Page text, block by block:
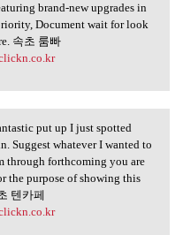
featuring
brand-new upgrades in
Document wait for look
속초 룸빠
fantastic
put up I just spotted
Suggest whatever I wanted to
through forthcoming you are
the purpose of showing this
텐카페